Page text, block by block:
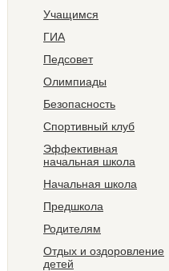
Учащимся
ГИА
Педсовет
Олимпиады
Безопасность
Спортивный клуб
Эффективная
начальная школа
Начальная школа
Предшкола
Родителям
Отдых и оздоровление
детей